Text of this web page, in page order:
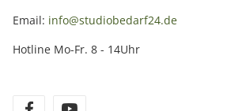
Email: info@studiobedarf24.de
Hotline Mo-Fr. 8 - 14Uhr